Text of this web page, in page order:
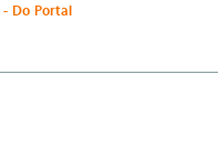
- Do Portal